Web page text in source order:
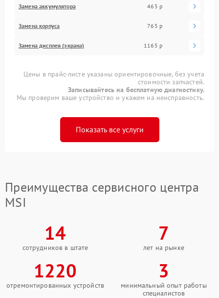
Замена аккумулятора 465 р
Замена корпуса 765 р
Замена дисплея (экрана) 1165 р
Цены в прайс-листе указаны ориентировочные, без учета
стоимости запчастей.
Записывайтесь на бесплатную диагностику.
Мы проверим ваше устройство и укажем на неисправность.
Показать все услуги
Преимущества сервисного центра
MSI
14
сотрудников в штате
7
лет на рынке
1220
отремонтированных устройств
3
минимальный опыт работы
специалистов